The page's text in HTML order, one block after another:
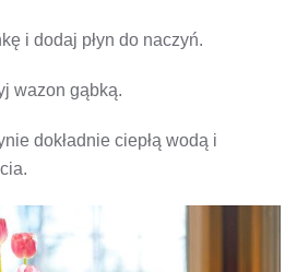
i dodaj płyn do naczyń.
wazon gąbką.
dokładnie ciepłą wodą i